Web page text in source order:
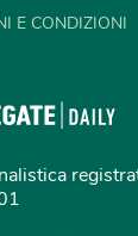
E CONDIZIONI